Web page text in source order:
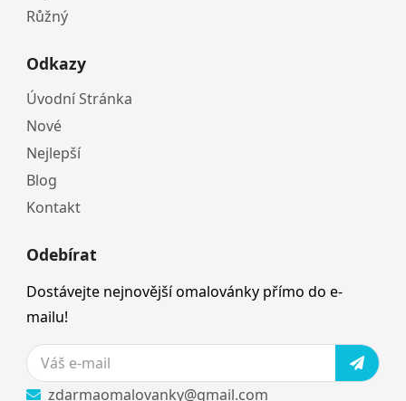
Růžný
Odkazy
Úvodní Stránka
Nové
Nejlepší
Blog
Kontakt
Odebírat
Dostávejte nejnovější omalovánky přímo do e-
mailu!
zdarmaomalovanky@gmail.com